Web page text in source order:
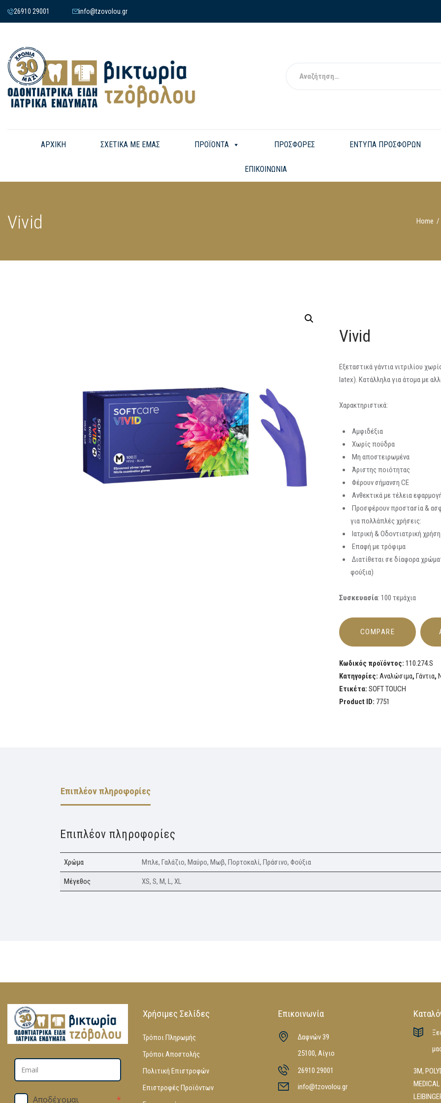
26910 29001 info@tzovolou.gr
ΑΡΧΙΚΗ ΣΧΕΤΙΚΑ ΜΕ ΕΜΑΣ ΠΡΟΪΟΝΤΑ ΠΡΟΣΦΟΡΕΣ ΕΝΤΥΠΑ ΠΡΟΣΦΟΡΩΝ
ΕΠΙΚΟΙΝΩΝΙΑ
Vivid Home
Vivid
Εξεταστικά γάντια νιτριλίου
latex). Κατάλληλα για άτομα με
Χαρακτηριστικά:
Αμφιδέξια
Χωρίς πούδρα
Μη αποστειρωμένα
Άριστης ποιότητας
Φέρουν σήμανση CE
Ανθεκτικά με τέλεια
Προσφέρουν προστασία &
για πολλάπλές χρήσεις:
Ιατρική & Οδοντιατρική
Επαφή με τρόφιμα
Διατίθεται σε δίαφορα
φούξια)
Συσκευασία: 100 τεμάχια
COMPARE
Κωδικός προϊόντος:110.274.S
Κατηγορίες:Αναλώσιμα,Γάντια,
Ετικέτα:SOFT TOUCH
Product ID: 7751
Επιπλέον πληροφορίες
Επιπλέον πληροφορίες
Xρώμα Μπλε, Γαλάζιο, Μαύρο, Μωβ, Πορτοκαλί, Πράσινο, Φούξια
Μέγεθος XS, S, M, L, XL
Αποδέχομαι *
Χρήσιμες Σελίδες
Τρόποι Πληρωμής
Τρόποι Αποστολής
Πολιτική Επιστροφών
Επιστροφές Προϊόντων
Επικοινωνία
Δαφνών 39
25100, Αίγιο
26910 29001
info@tzovolou.gr
3M,